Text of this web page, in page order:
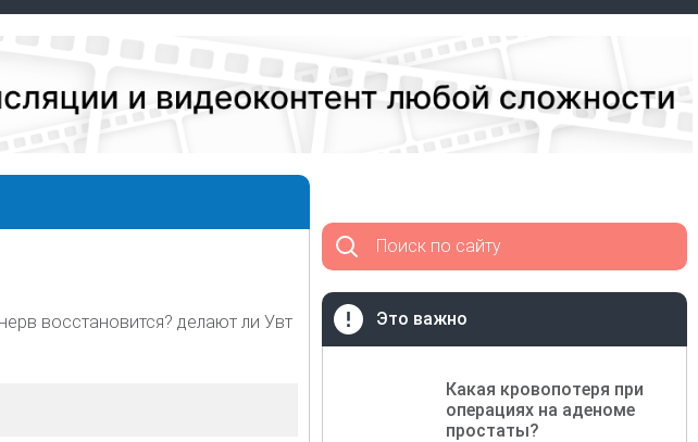
восстановится? делают ли Увт
Поиск по сайту
Это важно
Какая кровопотеря при
операциях на аденоме
простаты?